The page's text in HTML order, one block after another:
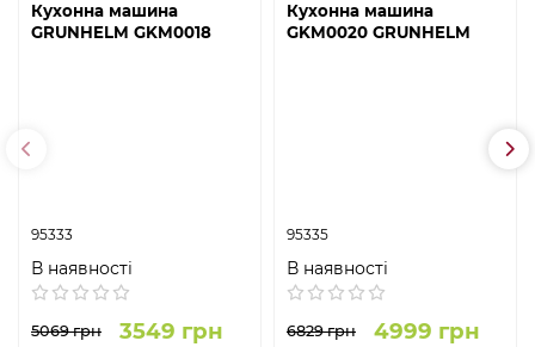
Кухонна машина
GRUNHELM GKM0018
95333
В наявності
5069 грн 3549 грн
Кухонна машина
GKM0020 GRUNHELM
95335
В наявності
6829 грн 4999 грн